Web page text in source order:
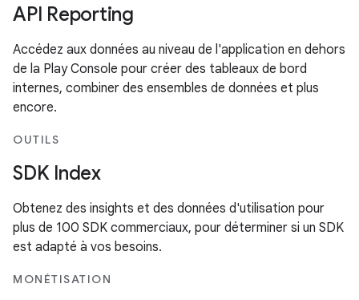
API Reporting
Accédez aux données au niveau de l'application en dehors
de la Play Console pour créer des tableaux de bord
internes, combiner des ensembles de données et plus
encore.
OUTILS
SDK Index
Obtenez des insights et des données d'utilisation pour
plus de 100 SDK commerciaux, pour déterminer si un SDK
est adapté à vos besoins.
MONÉTISATION